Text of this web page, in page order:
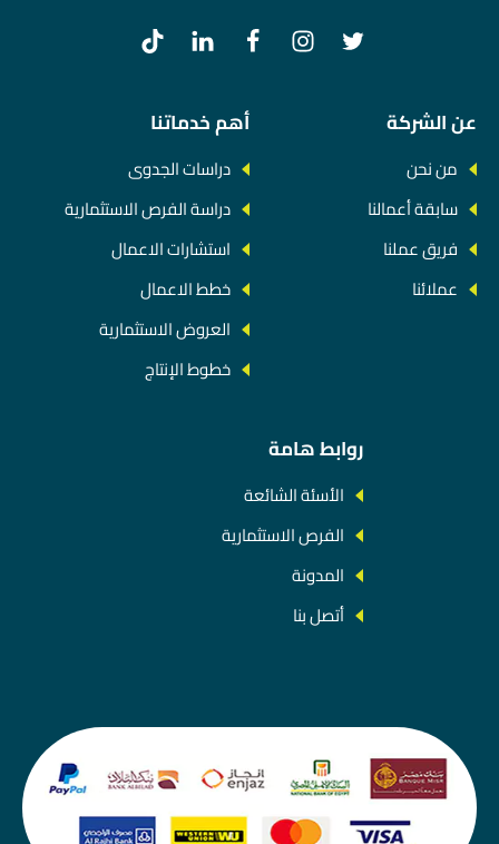
عن الشركة
من نحن
سابقة أعمالنا
فريق عملنا
عملائنا
أهم خدماتنا
دراسات الجدوى
دراسة الفرص الاستثمارية
استشارات الاعمال
خطط الاعمال
العروض الاستثمارية
خطوط الإنتاج
روابط هامة
الأسئة الشائعة
الفرص الاستثمارية
المدونة
أتصل بنا